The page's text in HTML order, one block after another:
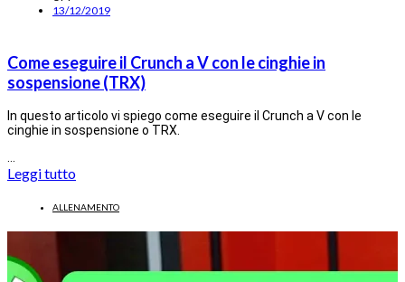
13/12/2019
Come eseguire il Crunch a V con le cinghie in
sospensione (TRX)
In questo articolo vi spiego come eseguire il Crunch a V con le
cinghie in sospensione o TRX.
Leggi tutto
ALLENAMENTO